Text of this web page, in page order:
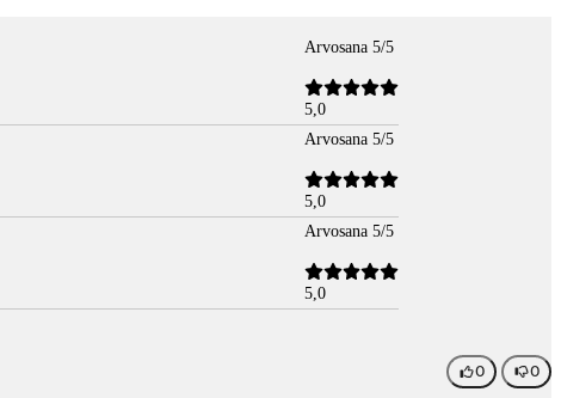
Arvosana 5/5
5,0
Arvosana 5/5
5,0
Arvosana 5/5
5,0
0 0